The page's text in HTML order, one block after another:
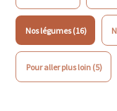
nos légumes (16)
pour aller plus loin (5)